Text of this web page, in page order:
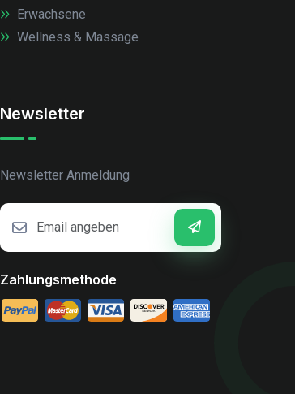
Erwachsene
Wellness & Massage
Newsletter
Newsletter Anmeldung
Zahlungsmethode